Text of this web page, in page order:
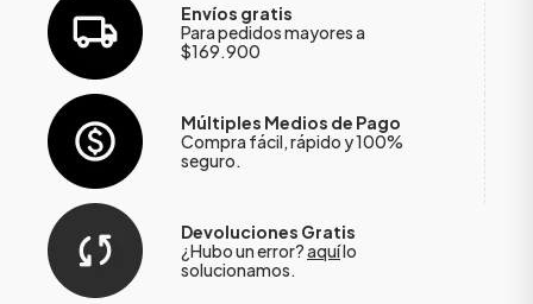
Envíos gratis
Para pedidos mayores a
$169.900
Múltiples Medios de Pago
Compra fácil, rápido y 100%
seguro.
Devoluciones Gratis
¿Hubo un error?aquílo
solucionamos.